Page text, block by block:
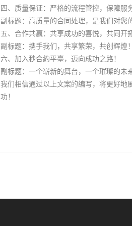
四、质量保证：严格的流程管控，保障服
副标题：高质量的合同处理，是我们对您
五、合作共赢：共享成功的喜悦，共同开
副标题：携手我们，共享繁荣，共创辉煌！
六、加入秒合約平臺，迈向成功之路！
副标题：一个崭新的舞台，一个璀璨的未
我们相信通过以上文案的编写，将更好地
功！